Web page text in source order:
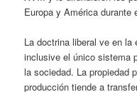
Europa y América durante
La doctrina liberal ve en la
inclusive el único sistema
la sociedad. La propiedad
producción tiende a